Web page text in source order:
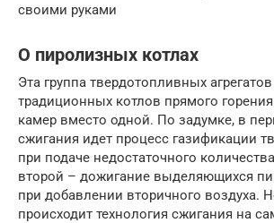
своими руками
О пиролизных котлах
Эта группа твердотопливных
традиционных котлов прямого
камер вместо одной. По задумке, в
сжигания идет процесс газификации
при подаче недостаточного
второй – дожигание выделяющихся
при добавлении вторичного воздуха.
происходит технология сжигания на